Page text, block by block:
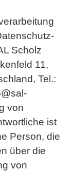
Scholz
11,
Tel.:
von
ist
Person, die
über die
von